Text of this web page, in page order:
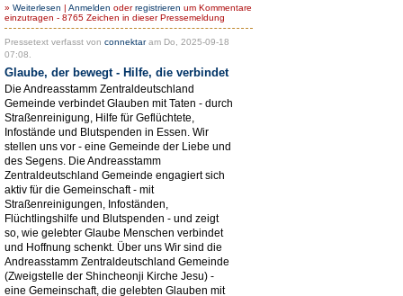
» Weiterlesen | Anmelden oderregistrieren um Kommentare
einzutragen - 8765 Zeichen in dieser Pressemeldung
Pressetext verfasst von connektaram Do, 2025-09-18
07:08.
Glaube, der bewegt - Hilfe, die verbindet
Die Andreasstamm Zentraldeutschland
Gemeinde verbindet Glauben mit Taten - durch
Straßenreinigung, Hilfe für Geflüchtete,
Infostände und Blutspenden in Essen. Wir
stellen uns vor - eine Gemeinde der Liebe und
des Segens. Die Andreasstamm
Zentraldeutschland Gemeinde engagiert sich
aktiv für die Gemeinschaft - mit
Straßenreinigungen, Infoständen,
Flüchtlingshilfe und Blutspenden - und zeigt
so, wie gelebter Glaube Menschen verbindet
und Hoffnung schenkt. Über uns Wir sind die
Andreasstamm Zentraldeutschland Gemeinde
(Zweigstelle der Shincheonji Kirche Jesu) -
eine Gemeinschaft, die gelebten Glauben mit